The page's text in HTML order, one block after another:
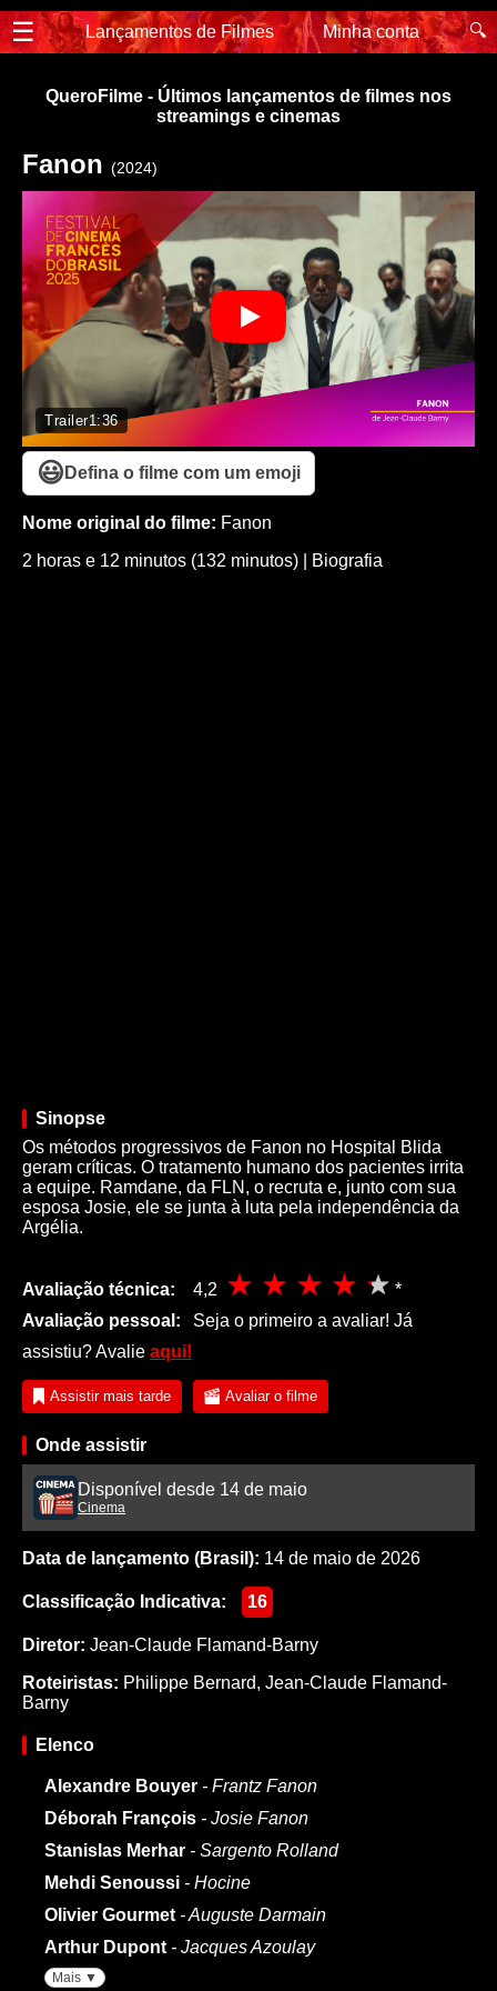
☰ Lançamentos de Filmes Minha conta 🔍
QueroFilme - Últimos lançamentos de filmes nos
streamings e cinemas
Fanon (2024)
Trailer1:36
😃 Defina o filme com um emoji
Nome original do filme: Fanon
2 horas e 12 minutos (132 minutos)
Biografia
Sinopse
Os métodos progressivos de Fanon no Hospital Blida
geram críticas. O tratamento humano dos pacientes irrita
a equipe. Ramdane, da FLN, o recruta e, junto com sua
esposa Josie, ele se junta à luta pela independência da
Argélia.
Avaliação técnica: 4,2
*
Avaliação pessoal:
Seja o primeiro a avaliar! Já
assistiu? Avalie aqui!
Assistir mais tarde Avaliar o filme
Onde assistir
Disponível desde 14 de maio
Cinema
Data de lançamento (Brasil): 14 de maio de 2026
Classificação Indicativa: 16
Diretor: Jean-Claude Flamand-Barny
Roteiristas: Philippe Bernard, Jean-Claude Flamand-
Barny
Elenco
Alexandre Bouyer - Frantz Fanon
Déborah François - Josie Fanon
Stanislas Merhar - Sargento Rolland
Mehdi Senoussi - Hocine
Olivier Gourmet - Auguste Darmain
Arthur Dupont - Jacques Azoulay
Mais ▼